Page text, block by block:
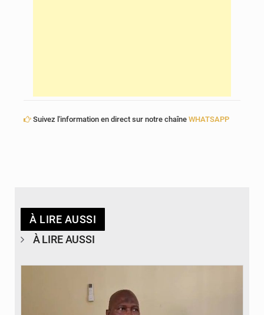
Suivez l'information en direct sur notre chaîne WHATSAPP
À LIRE AUSSI
À LIRE AUSSI